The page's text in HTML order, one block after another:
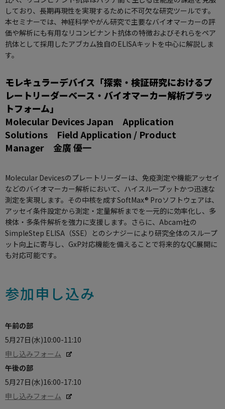
しており、長期再現性を実現するために不可欠な研究ツールです。
本セミナーでは、神経科学やがん研究で主要なバイオマーカーの評
価や解析にも有用なリコンビナント抗体の特徴およびそれらをペア
抗体として採用したアブカム独自のELISAキットを中心に解説しま
す。
モレキュラーデバイス「探索・検証研究におけるプ
レートリーダーベース・バイオマーカー解析プラッ
トフォーム」
Molecular Devices Japan Application
Solutions Field Application / Product
Manager 金廣 優一
Molecular Devicesのプレートリーダーは、免疫測定や機能アッセイ
などのバイオマーカー解析において、ハイスループットかつ迅速な
測定を実現します。その中核を成すSoftMax® Proソフトウェアは、
アッセイ条件設定から測定・定量解析までを一元的に効率化し、多
検体・多条件解析を強力に支援します。さらに、Abcam社の
SimpleStep ELISA（SSE）とのシナジーにより研究全体のスループ
ット向上に寄与し、GxP対応機能を備えることで将来的なQC展開に
も対応可能です。
参加申し込み
午前の部
5月27日(水)10:00-11:10
申し込みフォーム
午後の部
5月27日(水)16:00-17:10
申し込みフォーム